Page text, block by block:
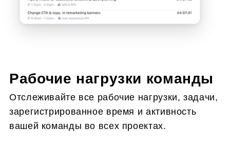
Рабочие нагрузки команды
Отслеживайте все рабочие нагрузки, задачи,
зарегистрированное время и активность
вашей команды во всех проектах.